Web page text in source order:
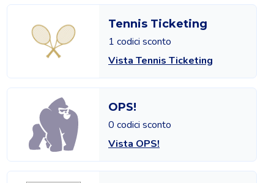
Tennis Ticketing
1 codici sconto
Vista Tennis Ticketing
OPS!
0 codici sconto
Vista OPS!